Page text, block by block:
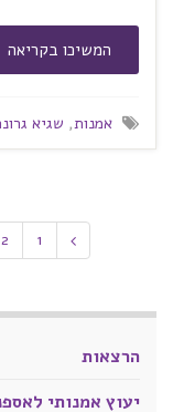
המשיכו בקריאה
אמנות, שגיא
1
2
הרצאות
יעוץ אמנותי